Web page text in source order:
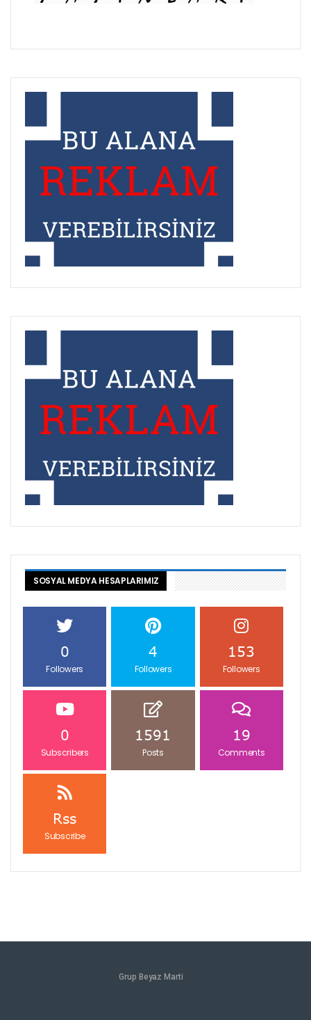
SOSYAL MEDYA HESAPLARIMIZ
0
Followers
4
Followers
153
Followers
0
Subscribers
1591
Posts
19
Comments
Rss
Subscribe
Grup Beyaz Marti